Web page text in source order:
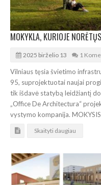
2025 birželio 13 1
Vilniaus tęsia švietimo
95, suprojektuotai naujai
tik išdavė statybą leidžiantį
„Office De Architectura“
vystymo kompanija.
Skaityti daugiau